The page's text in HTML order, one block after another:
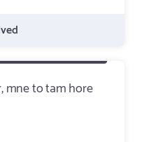
mne to tam hore